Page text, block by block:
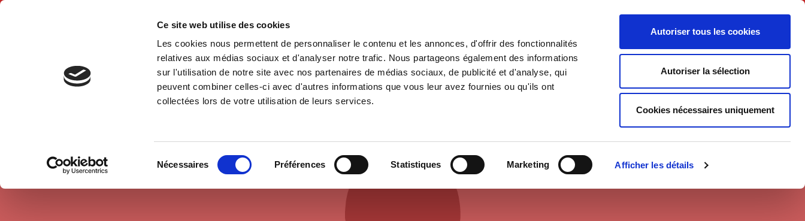
Ce site web utilise des cookies
Les cookies nous permettent de personnaliser le contenu et les annonces, d'offrir des fonctionnalités
relatives aux médias sociaux et d'analyser notre trafic. Nous partageons également des informations
sur l'utilisation de notre site avec nos partenaires de médias sociaux, de publicité et d'analyse, qui
peuvent combiner celles-ci avec d'autres informations que vous leur avez fournies ou qu'ils ont
collectées lors de votre utilisation de leurs services.
Nécessaires Préférences Statistiques Marketing Afficher les détails
Autoriser tous les cookies
Autoriser la sélection
Cookies nécessaires uniquement
Français
Accueil Environnement Histoire International Politique Société
Accueil Keivan Djavadzadeh
AUTEURS ET CONTRIBUTEURS